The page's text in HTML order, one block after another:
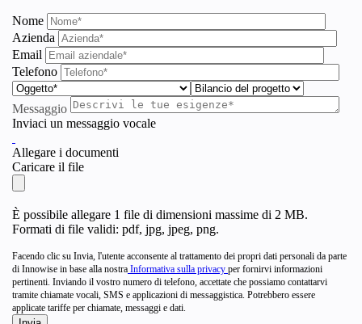
Nome
Azienda
Email
Telefono
Messaggio
Inviaci un messaggio vocale
Allegare i documenti
Caricare il file
È possibile allegare 1 file di dimensioni massime di 2 MB.
Formati di file validi: pdf, jpg, jpeg, png.
Facendo clic su Invia, l'utente acconsente al trattamento dei propri dati personali da parte
di Innowise in base alla nostra Informativa sulla privacy per fornirvi informazioni
pertinenti. Inviando il vostro numero di telefono, accettate che possiamo contattarvi
tramite chiamate vocali, SMS e applicazioni di messaggistica. Potrebbero essere
applicate tariffe per chiamate, messaggi e dati.